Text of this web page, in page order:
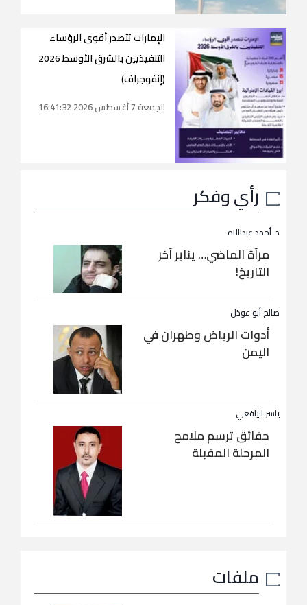
الإمارات تتصدر أقوى الرؤساء
التنفيذيين بالشرق الأوسط 2026
(إنفوجراف)
الجمعة 7 أغسطس 2026 16:41:32
رأي وفكر
د. أحمد عبداللاه
مرآة الماضي… يناير آخر
التاريخ!
صالح أبو عوذل
أدوات الرياض وطهران في
اليمن
ياسر اليافعي
حقائق ترسم ملامح
المرحلة المقبلة
ملفات